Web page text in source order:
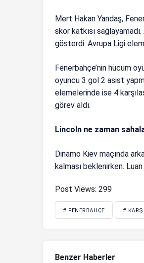
Mert Hakan Yandaş,
skor katkısı
gösterdi. Avrupa Ligi
Fenerbahçe’nin hücum
oyuncu 3 gol 2 asist
elemelerinde ise 4
görev aldı.
Lincoln ne zaman
Dinamo Kiev maçında
kalması beklenirken.
Post Views: 299
# FENERBAHÇE #
Benzer Haberler